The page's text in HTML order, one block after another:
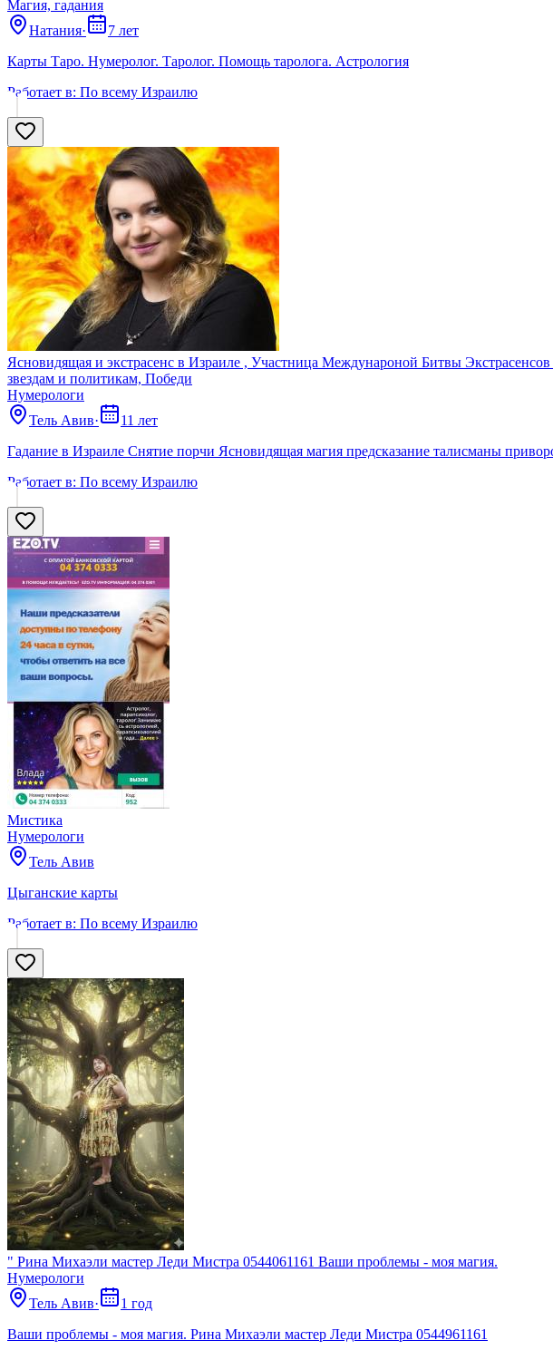
Магия, гадания
Натания·
7 лет
Карты Таро. Нумеролог. Таролог. Помощь таролога. Астрология
Работает в: По всему Израилю
Ясновидящая и экстрасенс в Израиле , Участница Междунароной Битвы
звездам и политикам, Победи
Нумерологи
Тель Авив·
11 лет
Гадание в Израиле Снятие порчи Ясновидящая магия предсказание талисманы
Работает в: По всему Израилю
Мистика
Нумерологи
Тель Авив
Цыганские карты
Работает в: По всему Израилю
" Рина Михаэли мастер Леди Мистра 0544061161 Ваши проблемы - моя магия.
Нумерологи
Тель Авив·
1 год
Ваши проблемы - моя магия. Рина Михаэли мастер Леди Мистра 0544961161